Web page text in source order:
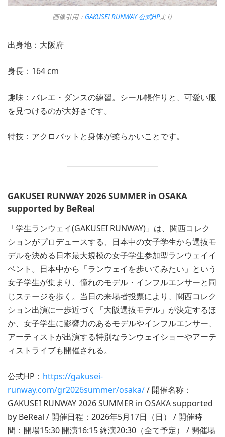
画像引用： GAKUSEI RUNWAY 公式HPより
出身地：大阪府
身長：164 cm
趣味：バレエ・ダンスの練習。シール帳作りと、可愛い服
を見つけるのが大好きです。
特技：アクロバットと身体が柔らかいことです。
GAKUSEI RUNWAY 2026 SUMMER in OSAKA
supported by BeReal
「学生ランウェイ(GAKUSEI RUNWAY)」は、関西コレク
ションがプロデュースする、日本中の女子学生から選抜モ
デルを決める日本最大規模の女子学生参加型ランウェイイ
ベント。日本中から「ランウェイを歩いてみたい」という
女子学生が集まり、憧れのモデル・インフルエンサーと同
じステージを歩く。当日の来場者投票により、関西コレク
ション出演に一歩近づく「大阪選抜モデル」が決定するほ
か、女子学生に影響力のあるモデルやインフルエンサー、
アーティストが出演する特別なランウェイショーやアーテ
ィストライブも開催される。
公式HP： https://gakusei-
runway.com/gr2026summer/osaka// 開催名称：
GAKUSEI RUNWAY 2026 SUMMER in OSAKA supported
by BeReal / 開催日程：2026年5月17日（日） / 開催時
間：開場15:30 開演16:15 終演20:30（全て予定） / 開催場